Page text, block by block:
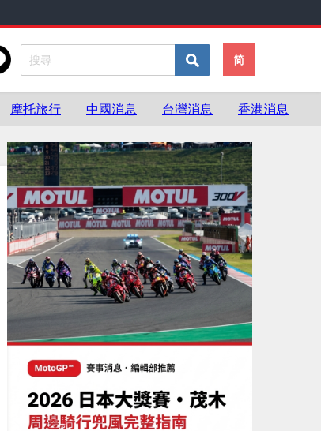
简
摩托旅行 中國消息 台灣消息 香港消息